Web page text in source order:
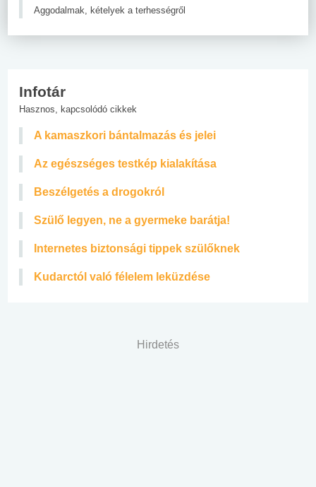
Aggodalmak, kételyek a terhességről
Infotár
Hasznos, kapcsolódó cikkek
A kamaszkori bántalmazás és jelei
Az egészséges testkép kialakítása
Beszélgetés a drogokról
Szülő legyen, ne a gyermeke barátja!
Internetes biztonsági tippek szülőknek
Kudarctól való félelem leküzdése
Hirdetés